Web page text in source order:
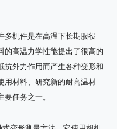
多机件是在高温下长期服役
的高温力学性能提出了很高的
抗外力作用而产生各种变形和
用材料、研究新的耐高温材
任务之一。